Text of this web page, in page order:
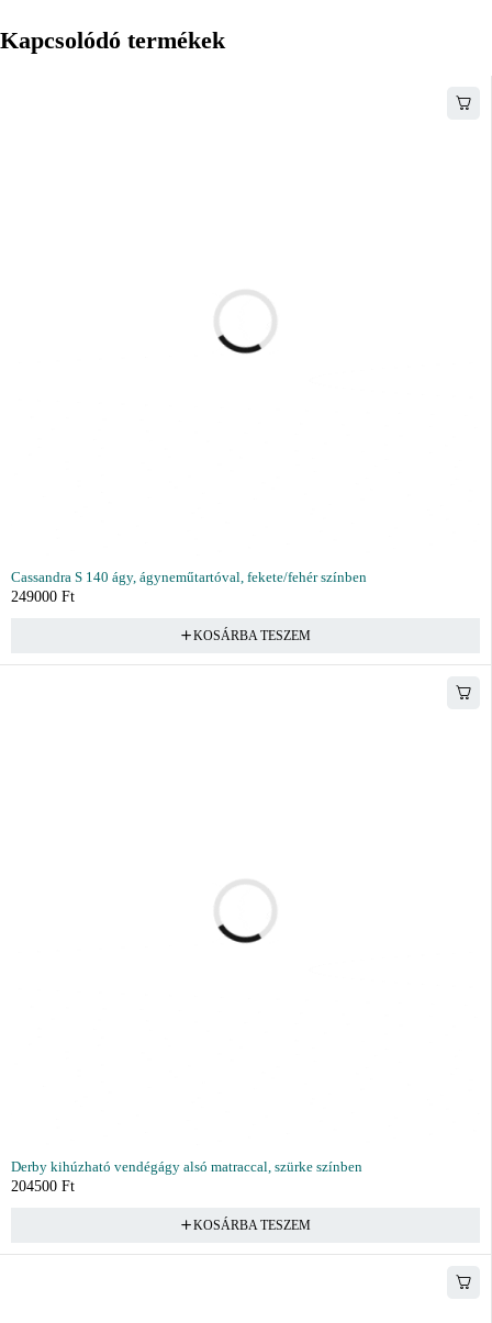
Kapcsolódó termékek
Cassandra S 140 ágy, ágyneműtartóval, fekete/fehér színben
249000 Ft
KOSÁRBA TESZEM
Derby kihúzható vendégágy alsó matraccal, szürke színben
204500 Ft
KOSÁRBA TESZEM